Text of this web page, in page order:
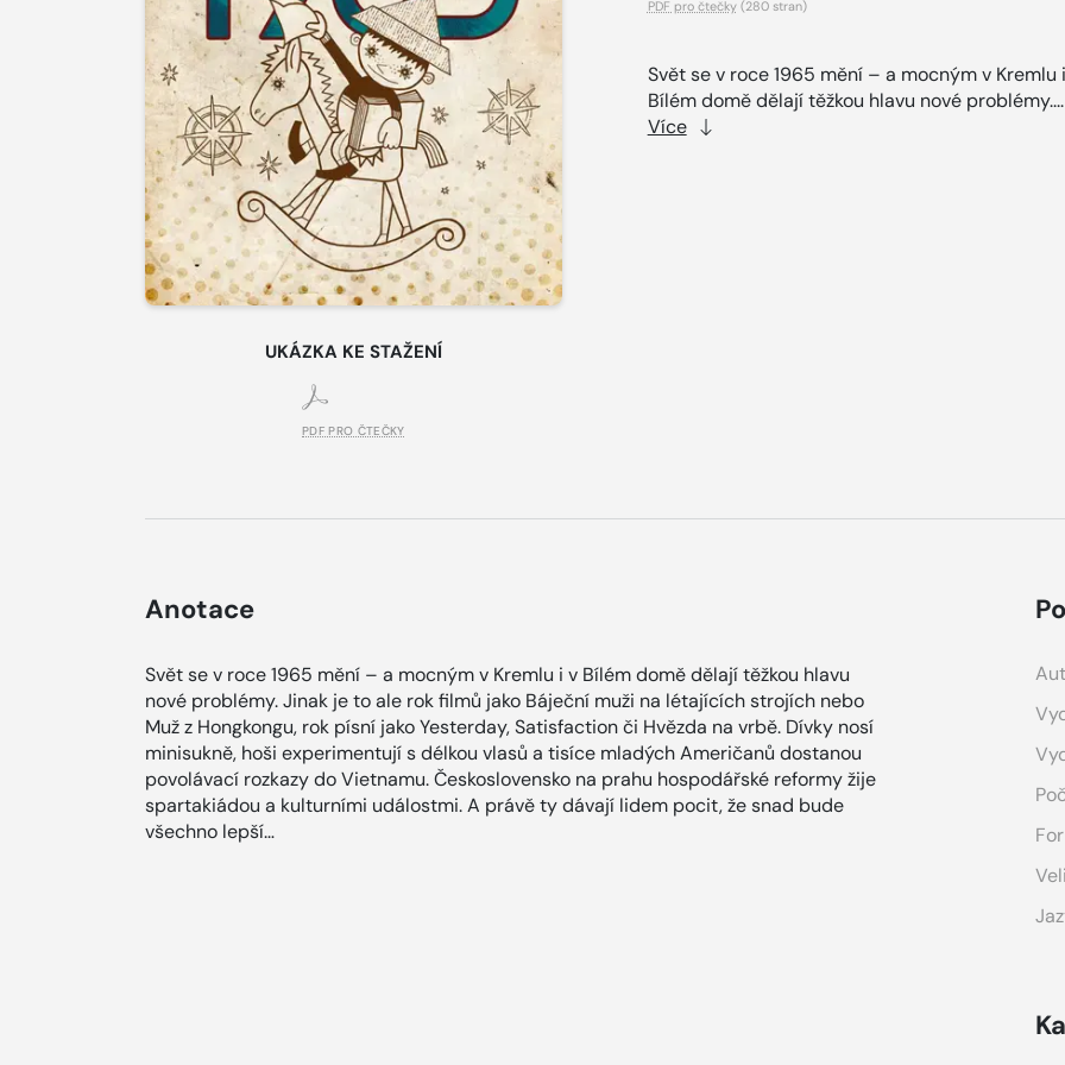
UKÁZKA KE STAŽENÍ
PDF PRO ČTEČKY
PDF pro čtečky(280 stran)
Svět se v roce 1965 mění – a mocným v Kremlu
Bílém domě dělají těžkou hlavu nové
Více
Anotace
Svět se v roce 1965 mění – a mocným v Kremlu i v Bílém domě dělají těžkou hlavu
nové problémy. Jinak je to ale rok filmů jako Báječní muži na létajících strojích nebo
Muž z Hongkongu, rok písní jako Yesterday, Satisfaction či Hvězda na vrbě. Dívky nosí
minisukně, hoši experimentují s délkou vlasů a tisíce mladých Američanů dostanou
povolávací rozkazy do Vietnamu. Československo na prahu hospodářské reformy žije
spartakiádou a kulturními událostmi. A právě ty dávají lidem pocit, že snad bude
všechno lepší…